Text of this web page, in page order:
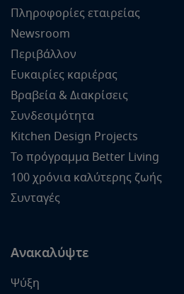
Πληροφορίες εταιρείας
Newsroom
Περιβάλλον
Ευκαιρίες καριέρας
Βραβεία & Διακρίσεις
Συνδεσιμότητα
Kitchen Design Projects
Το πρόγραμμα Better Living
100 χρόνια καλύτερης ζωής
Συνταγές
Ανακαλύψτε
Ψύξη